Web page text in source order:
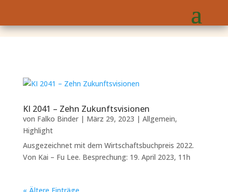
KI 2041 – Zehn Zukunftsvisionen
von Falko Binder| März 29, 2023 | Allgemein,
Highlight
Ausgezeichnet mit dem Wirtschaftsbuchpreis 2022.
Von Kai – Fu Lee. Besprechung: 19. April 2023, 11h